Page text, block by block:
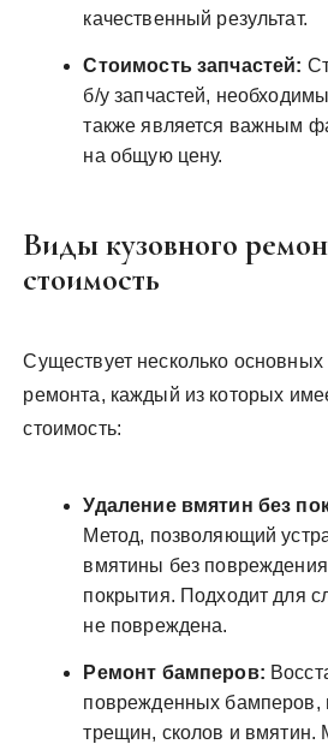
качественный результат.
Стоимость запчастей:
б/у запчастей,
также является важным
на общую цену.
Виды кузовного
стоимость
Существует несколько основных
ремонта, каждый из которых
стоимость:
Удаление вмятин без
Метод, позволяющий
вмятины без повреждения
покрытия. Подходит для
не повреждена.
Ремонт бамперов:
поврежденных бамперов,
трещин, сколов и вмятин.